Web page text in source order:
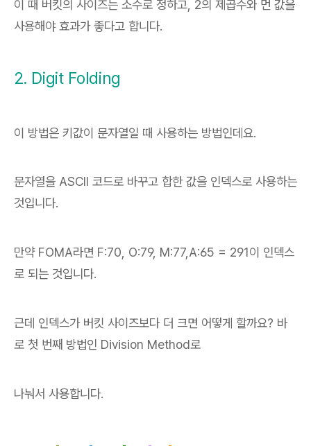
이 때 버킷의 사이즈는 소수로 정하고, 2의 제곱수와 먼 값을
사용해야 효과가 좋다고 합니다.
2. Digit Folding
이 방법은 키값이 문자열일 때 사용하는 방법인데요.
문자열을 ASCII 코드로 바꾸고 합한 값을 인덱스로 사용하는
것입니다.
만약 FOMA라면 F:70, O:79, M:77,A:65 = 291이 인덱스
로 되는 것입니다.
근데 인덱스가 버킷 사이즈보다 더 크면 어떻게 할까요? 바
로 첫 번째 방법인 Division Method로
나눠서 사용합니다.